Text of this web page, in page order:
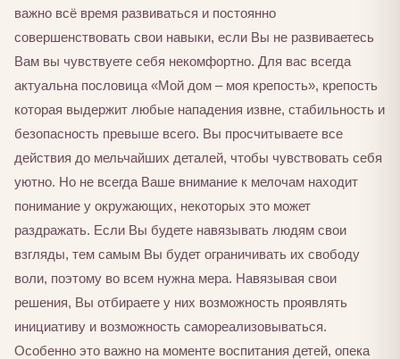
важно всё время развиваться и постоянно
совершенствовать свои навыки, если Вы не развиваетесь
Вам вы чувствуете себя некомфортно. Для вас всегда
актуальна пословица «Мой дом – моя крепость», крепость
которая выдержит любые нападения извне, стабильность и
безопасность превыше всего. Вы просчитываете все
действия до мельчайших деталей, чтобы чувствовать себя
уютно. Но не всегда Ваше внимание к мелочам находит
понимание у окружающих, некоторых это может
раздражать. Если Вы будете навязывать людям свои
взгляды, тем самым Вы будет ограничивать их свободу
воли, поэтому во всем нужна мера. Навязывая свои
решения, Вы отбираете у них возможность проявлять
инициативу и возможность самореализовываться.
Особенно это важно на моменте воспитания детей, опека